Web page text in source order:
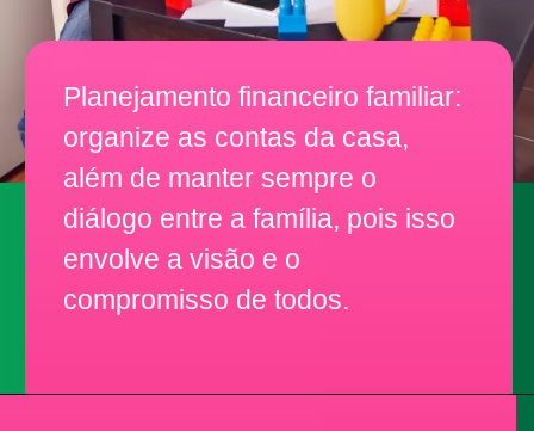
Planejamento financeiro familiar:
organize as contas da casa,
além de manter sempre o
diálogo entre a família, pois isso
envolve a visão e o
compromisso de todos.